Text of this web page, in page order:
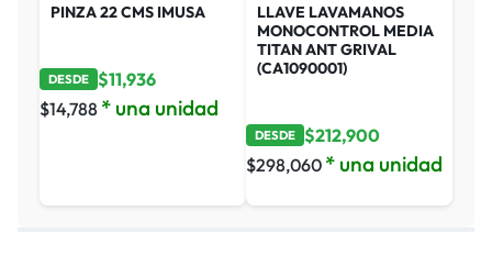
PINZA 22 CMS IMUSA
DESDE $11,936
$14,788 * una unidad
LLAVE LAVAMANOS
MONOCONTROL MEDIA
TITAN ANT GRIVAL
(CA1090001)
DESDE $212,900
$298,060 * una unidad